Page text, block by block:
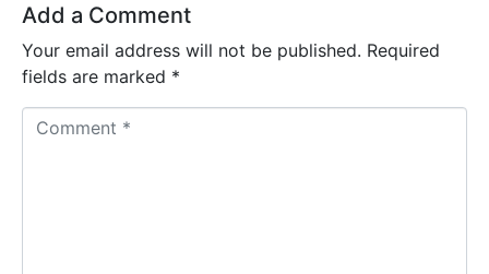
Add a Comment
Your email address will not be published. Required
fields are marked *